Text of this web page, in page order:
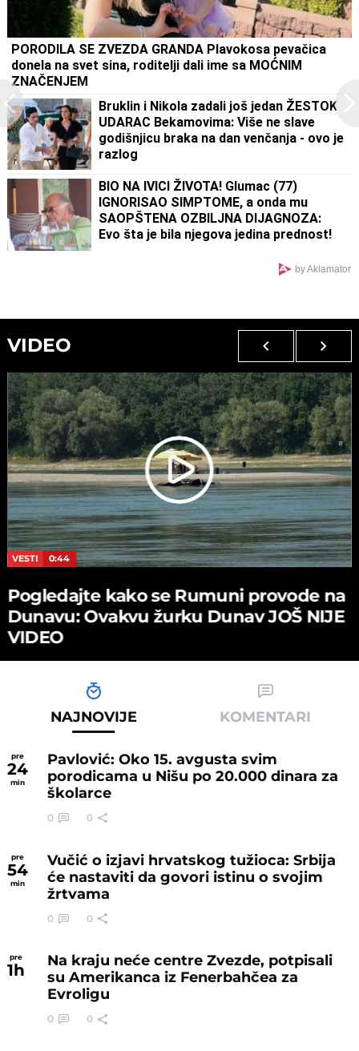
PORODILA SE ZVEZDA GRANDA Plavokosa pevačica
donela na svet sina, roditelji dali ime sa MOĆNIM
ZNAČENJEM
Bruklin i Nikola zadali još jedan ŽESTOK
UDARAC Bekamovima: Više ne slave
godišnjicu braka na dan venčanja - ovo je
razlog
BIO NA IVICI ŽIVOTA! Glumac (77)
IGNORISAO SIMPTOME, a onda mu
SAOPŠTENA OZBILJNA DIJAGNOZA:
Evo šta je bila njegova jedina prednost!
by Aklamator
VIDEO
VESTI 0:44
Pogledajte kako se Rumuni provode na
Dunavu: Ovakvu žurku Dunav JOŠ NIJE
VIDEO
NAJNOVIJE KOMENTARI
pre
24
min
Pavlović: Oko 15. avgusta svim
porodicama u Nišu po 20.000 dinara za
školarce
0 0
pre
54
min
Vučić o izjavi hrvatskog tužioca: Srbija
će nastaviti da govori istinu o svojim
žrtvama
0 0
pre
1h
Na kraju neće centre Zvezde, potpisali
su Amerikanca iz Fenerbahčea za
Evroligu
0 0